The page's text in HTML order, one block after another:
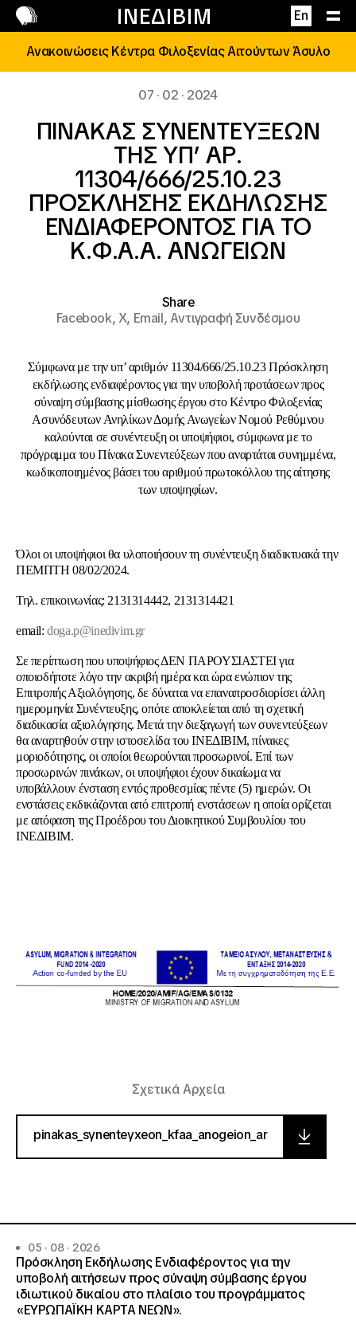
ΙΝΕΔΙΒΙΜ En
Επικοινωνία
Ανακοινώσεις Κέντρα Φιλοξενίας Αιτούντων Άσυλο
07 · 02 · 2024
ΠΙΝΑΚΑΣ ΣΥΝΕΝΤΕΥΞΕΩΝ
ΤΗΣ ΥΠ’ ΑΡ.
11304/666/25.10.23
ΠΡΟΣΚΛΗΣΗΣ ΕΚΔΗΛΩΣΗΣ
ΕΝΔΙΑΦΕΡΟΝΤΟΣ ΓΙΑ ΤΟ
Κ.Φ.Α.Α. ΑΝΩΓΕΙΩΝ
Share
Facebook,X, Email,Αντιγραφή Συνδέσμου
Σύμφωνα με την υπ’ αριθμόν 11304/666/25.10.23 Πρόσκληση
εκδήλωσης ενδιαφέροντος για την υποβολή προτάσεων προς
σύναψη σύμβασης μίσθωσης έργου στο Kέντρο Φιλοξενίας
Ασυνόδευτων Ανηλίκων Δομής Ανωγείων Νομού Ρεθύμνου
καλούνται σε συνέντευξη οι υποψήφιοι, σύμφωνα με το
πρόγραμμα του Πίνακα Συνεντεύξεων που αναρτάται συνημμένα,
κωδικοποιημένος βάσει του αριθμού πρωτοκόλλου της αίτησης
των υποψηφίων.
Όλοι οι υποψήφιοι θα υλοποιήσουν τη συνέντευξη διαδικτυακά την
ΠΕΜΠΤΗ 08/02/2024.
Τηλ. επικοινωνίας: 2131314442, 2131314421
email:doga.p@inedivim.gr
Σε περίπτωση που υποψήφιος ΔΕΝ ΠΑΡΟΥΣΙΑΣΤΕΙ για
οποιοδήποτε λόγο την ακριβή ημέρα και ώρα ενώπιον της
Επιτροπής Αξιολόγησης, δε δύναται να επαναπροσδιορίσει άλλη
ημερομηνία Συνέντευξης, οπότε αποκλείεται από τη σχετική
διαδικασία αξιολόγησης. Μετά την διεξαγωγή των συνεντεύξεων
θα αναρτηθούν στην ιστοσελίδα του ΙΝΕΔΙΒΙΜ, πίνακες
μοριοδότησης, οι οποίοι θεωρούνται προσωρινοί. Επί των
προσωρινών πινάκων, οι υποψήφιοι έχουν δικαίωμα να
υποβάλλουν ένσταση εντός προθεσμίας πέντε (5) ημερών. Οι
ενστάσεις εκδικάζονται από επιτροπή ενστάσεων η οποία ορίζεται
με απόφαση της Προέδρου του Διοικητικού Συμβουλίου του
ΙΝΕΔΙΒΙΜ.
Σχετικά Αρχεία
pinakas_synenteyxeon_kfaa_anogeion_ar
05 · 08 · 2026
Πρόσκληση Εκδήλωσης Ενδιαφέροντος για την
υποβολή αιτήσεων προς σύναψη σύμβασης έργου
ιδιωτικού δικαίου στο πλαίσιο του προγράμματος
«ΕΥΡΩΠΑΪΚΗ ΚΑΡΤΑ ΝΕΩΝ».